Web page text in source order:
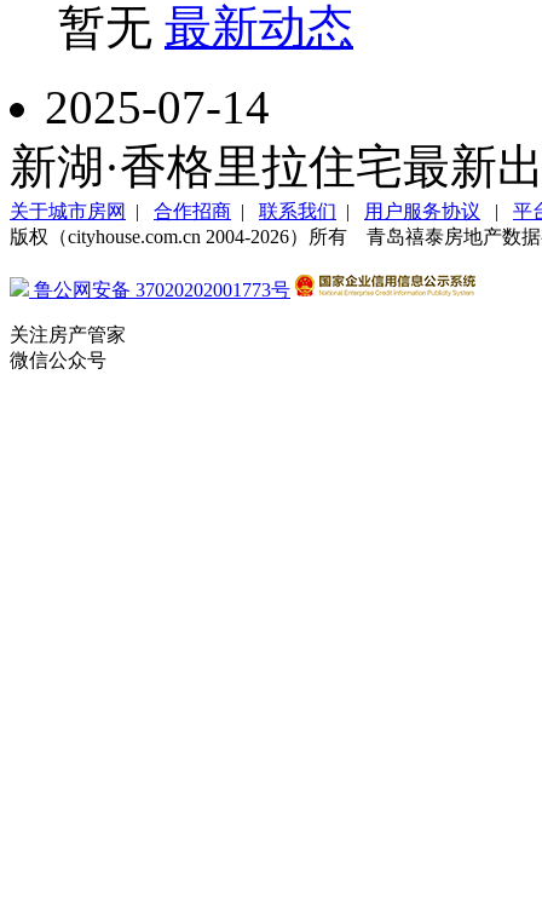
暂无 最新动态
2025-07-14
新湖·香格里拉住宅最新
关于城市房网 | 合作招商 | 联系我们 | 用户服务协议 | 平
版权（cityhouse.com.cn 2004-2026）所有 青岛禧泰房地产
鲁公网安备 37020202001773号
关注房产管家
微信公众号